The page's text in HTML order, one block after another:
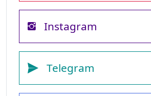
Instagram
Telegram